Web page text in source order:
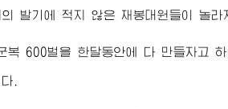
의 발기에 적지 않은 재봉대원들이 놀라
복 600벌을 한달동안에 다 만들자고
.